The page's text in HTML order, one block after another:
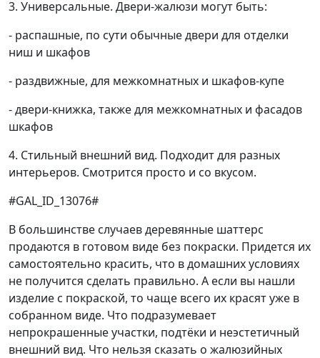
3. Универсальные. Двери-жалюзи могут быть:
- распашные, по сути обычные двери для отделки
ниш и шкафов
- раздвижные, для межкомнатных и шкафов-купе
- двери-книжка, также для межкомнатных и фасадов
шкафов
4. Стильный внешний вид. Подходит для разных
интерьеров. Смотрится просто и со вкусом.
#GAL_ID_13076#
В большинстве случаев деревянные шаттерс
продаются в готовом виде без покраски. Придется их
самостоятельно красить, что в домашних условиях
не получится сделать правильно. А если вы нашли
изделие с покраской, то чаще всего их красят уже в
собранном виде. Что подразумевает
непрокрашенные участки, подтёки и неэстетичный
внешний вид. Что нельзя сказать о жалюзийных